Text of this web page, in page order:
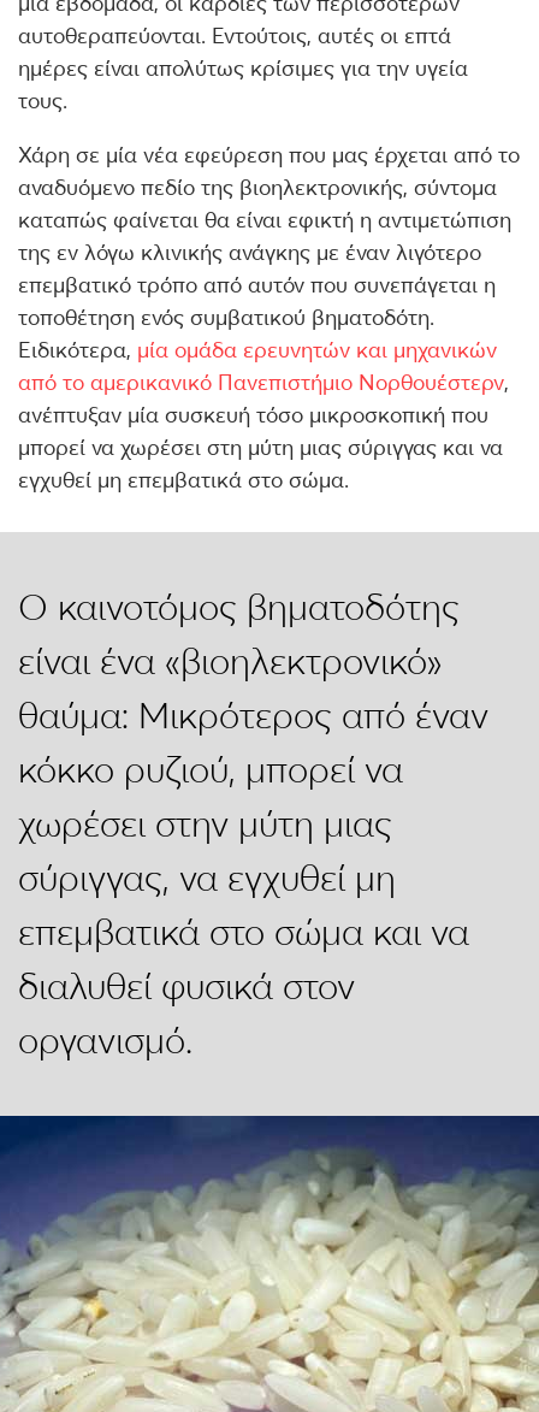
αυτοθεραπεύονται. Εντούτοις, αυτές οι επτά
ημέρες είναι απολύτως κρίσιμες για την υγεία
τους.
Χάρη σε μία νέα εφεύρεση που μας έρχεται από το
αναδυόμενο πεδίο της βιοηλεκτρονικής, σύντομα
καταπώς φαίνεται θα είναι εφικτή η αντιμετώπιση
της εν λόγω κλινικής ανάγκης με έναν λιγότερο
επεμβατικό τρόπο από αυτόν που συνεπάγεται η
τοποθέτηση ενός συμβατικού βηματοδότη.
Ειδικότερα, μία ομάδα ερευνητών και μηχανικών
από το αμερικανικό Πανεπιστήμιο Νορθουέστερν,
ανέπτυξαν μία συσκευή τόσο μικροσκοπική που
μπορεί να χωρέσει στη μύτη μιας σύριγγας και να
εγχυθεί μη επεμβατικά στο σώμα.
Ο καινοτόμος βηματοδότης
είναι ένα «βιοηλεκτρονικό»
θαύμα: Μικρότερος από έναν
κόκκο ρυζιού, μπορεί να
χωρέσει στην μύτη μιας
σύριγγας, να εγχυθεί μη
επεμβατικά στο σώμα και να
διαλυθεί φυσικά στον
οργανισμό.